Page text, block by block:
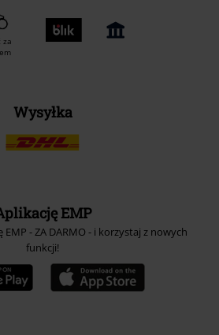
za
Wysyłka
EMP
EMP - ZA DARMO - i korzystaj z nowych
funkcji!